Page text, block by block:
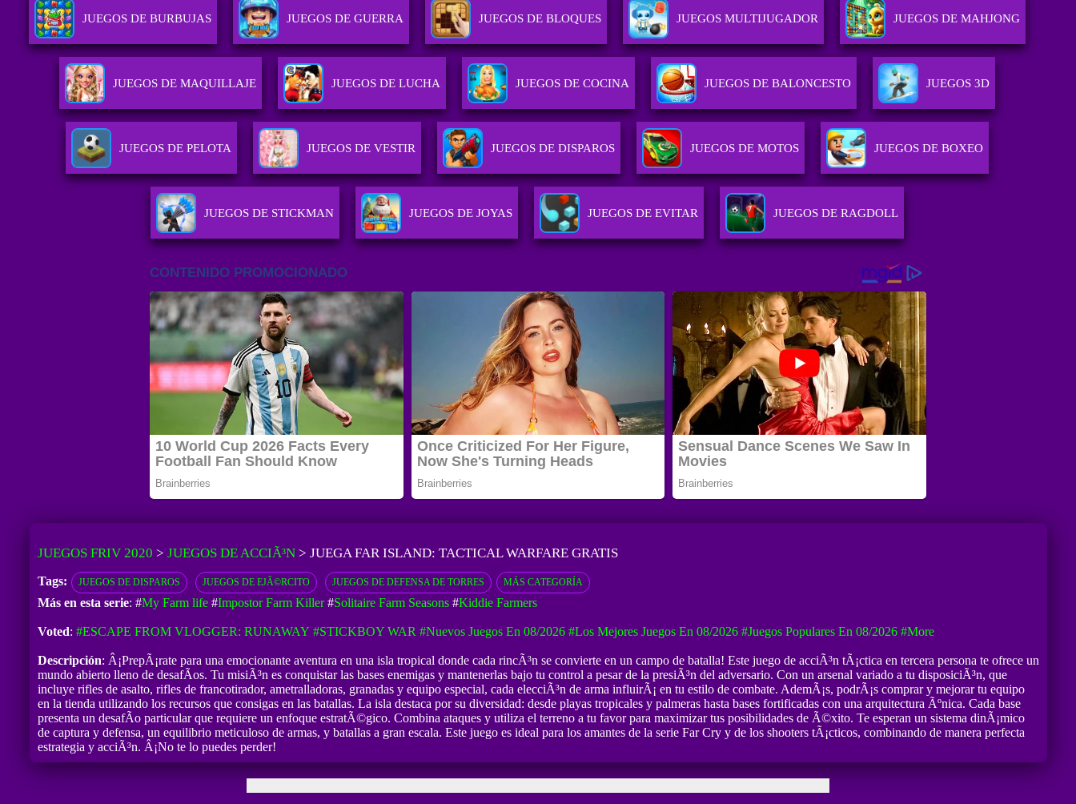
JUEGOS DE BURBUJAS JUEGOS DE GUERRA JUEGOS DE BLOQUES JUEGOS MULTIJUGADOR JUEGOS DE MAHJONG
JUEGOS DE MAQUILLAJE JUEGOS DE LUCHA JUEGOS DE COCINA JUEGOS DE BALONCESTO JUEGOS 3D
JUEGOS DE PELOTA JUEGOS DE VESTIR JUEGOS DE DISPAROS JUEGOS DE MOTOS JUEGOS DE BOXEO
JUEGOS DE STICKMAN JUEGOS DE JOYAS JUEGOS DE EVITAR JUEGOS DE RAGDOLL
JUEGOS FRIV 2020 > JUEGOS DE ACCIÃ³N> JUEGA FAR ISLAND: TACTICAL WARFARE GRATIS
Tags: JUEGOS DE DISPAROS JUEGOS DE EJÃ©RCITO JUEGOS DE DEFENSA DE TORRES MÁS CATEGORÍA
Más en esta serie: #My Farm life#Impostor Farm Killer#Solitaire Farm Seasons#Kiddie Farmers
Voted: #ESCAPE FROM VLOGGER: RUNAWAY #STICKBOY WAR #Nuevos Juegos En 08/2026 #Los Mejores Juegos En 08/2026 #Juegos Populares En 08/2026 #more
Descripción: Â¡PrepÃ¡rate para una emocionante aventura en una isla tropical donde cada rincÃ³n se convierte en un campo de batalla! Este juego de acciÃ³n tÃ¡ctica en tercera persona te ofrece un
mundo abierto lleno de desafÃ­os. Tu misiÃ³n es conquistar las bases enemigas y mantenerlas bajo tu control a pesar de la presiÃ³n del adversario. Con un arsenal variado a tu disposiciÃ³n, que
incluye rifles de asalto, rifles de francotirador, ametralladoras, granadas y equipo especial, cada elecciÃ³n de arma influirÃ¡ en tu estilo de combate. AdemÃ¡s, podrÃ¡s comprar y mejorar tu equipo
en la tienda utilizando los recursos que consigas en las batallas. La isla destaca por su diversidad: desde playas tropicales y palmeras hasta bases fortificadas con una arquitectura Ãºnica. Cada base
presenta un desafÃ­o particular que requiere un enfoque estratÃ©gico. Combina ataques y utiliza el terreno a tu favor para maximizar tus posibilidades de Ã©xito. Te esperan un sistema dinÃ¡mico
de captura y defensa, un equilibrio meticuloso de armas, y batallas a gran escala. Este juego es ideal para los amantes de la serie Far Cry y de los shooters tÃ¡cticos, combinando de manera perfecta
estrategia y acciÃ³n. Â¡No te lo puedes perder!